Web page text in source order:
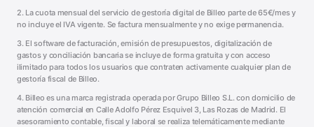
2. La cuota mensual del servicio de gestoría digital de Billeo parte de 65€/mes y
no incluye el IVA vigente. Se factura mensualmente y no exige permanencia.
3. El software de facturación, emisión de presupuestos, digitalización de
gastos y conciliación bancaria se incluye de forma gratuita y con acceso
ilimitado para todos los usuarios que contraten activamente cualquier plan de
gestoría fiscal de Billeo.
4. Billeo es una marca registrada operada por Grupo Billeo S.L. con domicilio de
atención comercial en Calle Adolfo Pérez Esquivel 3, Las Rozas de Madrid. El
asesoramiento contable, fiscal y laboral se realiza telemáticamente mediante